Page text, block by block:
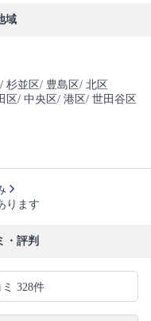
域
/ 杉並区/ 豊島区/ 北区
区/ 中央区/ 港区/ 世田谷区
ります
・評判
ミ 328件